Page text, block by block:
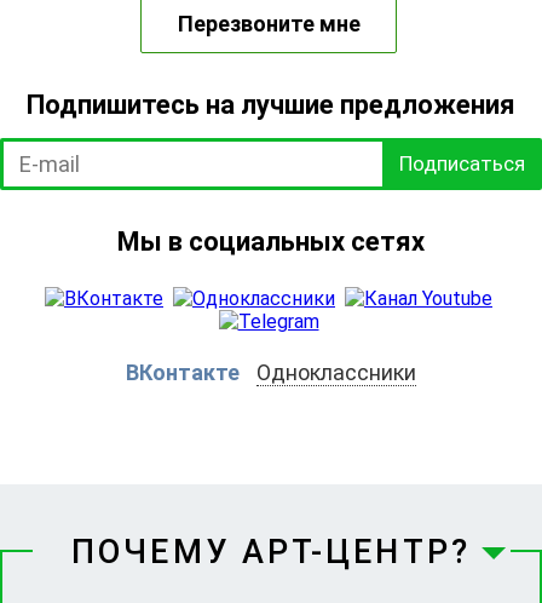
Перезвоните мне
Подпишитесь на лучшие предложения
Подписаться
Мы в социальных сетях
ВКонтакте Одноклассники
ПОЧЕМУ АРТ-ЦЕНТР?